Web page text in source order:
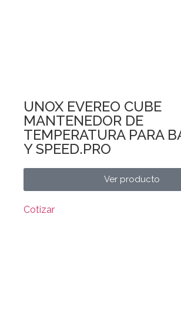
UNOX EVEREO CUBE
MANTENEDOR DE
TEMPERATURA PARA
Y SPEED.PRO
Ver producto
Cotizar